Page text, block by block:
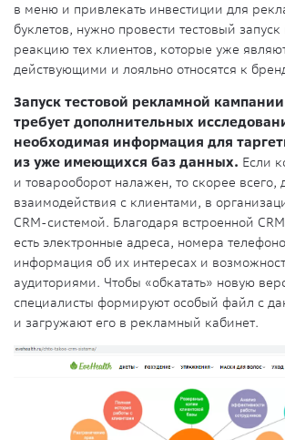
в меню и привлекать инвестиции для
буклетов, нужно провести тестовый
реакцию тех клиентов, которые уже
действующими и лояльно относятся к
Запуск тестовой рекламной
требует дополнительных
необходимая информация для
из уже имеющихся баз данных. Если
и товарооборот налажен, то скорее всего,
взаимодействия с клиентами, в
CRM-системой. Благодаря встроенной
есть электронные адреса, номера
информация об их интересах и
аудиториями. Чтобы «обкатать» новую
специалисты формируют особый файл с
и загружают его в рекламный кабинет.